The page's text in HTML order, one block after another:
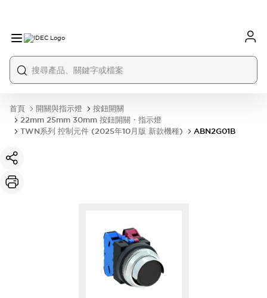
首頁 開關與指示燈
按鈕開關
22mm 25mm 30mm 按鈕開關・指示燈
TWN系列 控制元件 (2025年10月版 新款機種)
ABN2G01B